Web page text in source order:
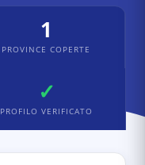
1
PROVINCE COPERTE
✓
PROFILO VERIFICATO